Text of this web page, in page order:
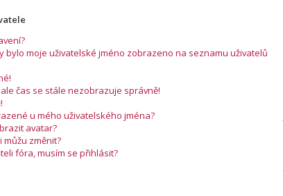
bylo moje uživatelské jméno zobrazeno na seznamu uživatelů
čas se stále nezobrazuje správně!
u mého uživatelského jména?
avatar?
můžu změnit?
fóra, musím se přihlásit?